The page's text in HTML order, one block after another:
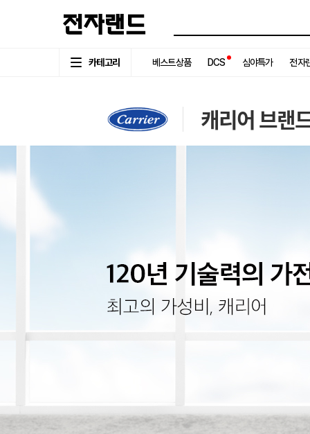
카테고리 베스트상품 DCS 심야특가 전자
캐리어 브랜